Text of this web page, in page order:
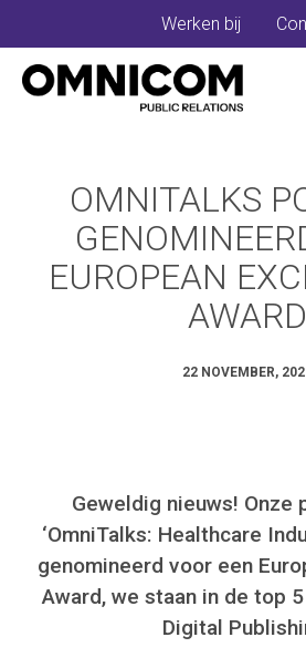
Werken bij
OMNITALKS
EUROPEAN
AWARD
22 NOVEMBER,
Geweldig nieuws! Onze
‘OmniTalks: Healthcare
genomineerd voor een
Award, we staan in de top
Digital